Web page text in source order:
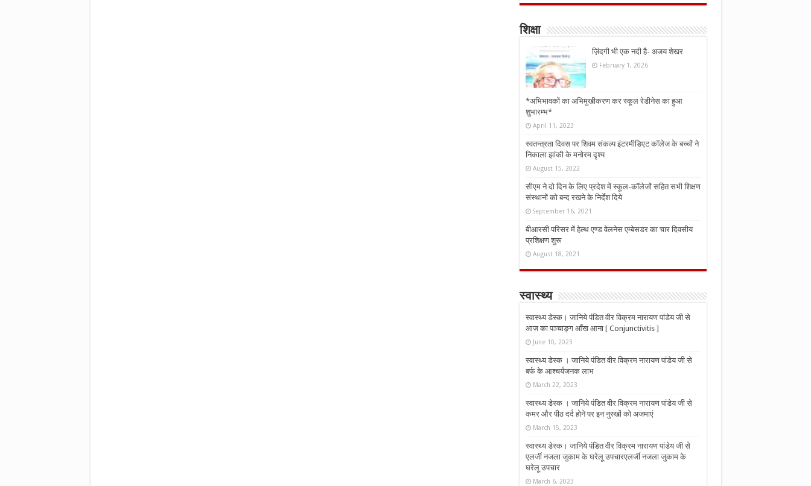
शिक्षा
ज़िंदगी भी एक नदी है- अजय शेखर
February 1, 2026
*अभिभावकों का अभिमुखीकरण कर स्कूल रेडीनेस का हुआ
शुभारम्भ*
April 11, 2023
स्वतन्त्रता दिवस पर शिवम संकल्प इंटरमीडिएट कॉलेज के बच्चों ने
निकाला झांकी के मनोरम दृश्य
August 15, 2022
सीएम ने दो दिन के लिए प्रदेश में स्कूल-कॉलेजों सहित सभी शिक्षण
संस्थानों को बन्द रखने के निर्देश दिये
September 16, 2021
बीआरसी परिसर में हेल्थ एण्ड वेलनेस एम्बेसडर का चार दिवसीय
प्रशिक्षण शुरू
August 18, 2021
स्वास्थ्य
स्वास्थ्य डेस्क। जानिये पंडित वीर विक्रम नारायण पांडेय जी से
आज का पञ्चाङ्ग आँख आना [ Conjunctivitis ]
June 10, 2023
स्वास्थ्य डेस्क । जानिये पंडित वीर विक्रम नारायण पांडेय जी से
बर्फ के आश्चर्यजनक लाभ
March 22, 2023
स्वास्थ्य डेस्क । जानिये पंडित वीर विक्रम नारायण पांडेय जी से
कमर और पीठ दर्द होने पर इन नुस्‍खों को अजमाएं
March 15, 2023
स्वास्थ्य डेस्क। जानिये पंडित वीर विक्रम नारायण पांडेय जी से
एलर्जी नजला जुकाम के घरेलू उपचारएलर्जी नजला जुकाम के
घरेलू उपचार
March 6, 2023